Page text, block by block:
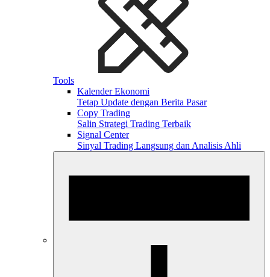
Tools
Kalender Ekonomi
Tetap Update dengan Berita Pasar
Copy Trading
Salin Strategi Trading Terbaik
Signal Center
Sinyal Trading Langsung dan Analisis Ahli